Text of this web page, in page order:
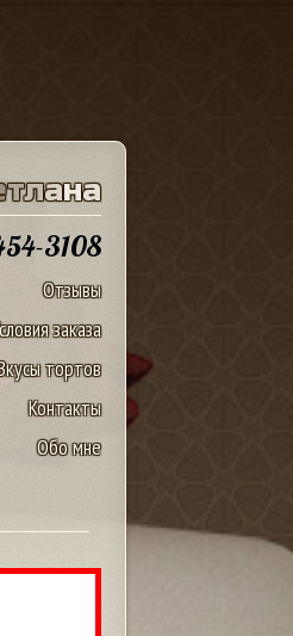
тлана
3108
Отзывы
заказа
тортов
Контакты
Обо мне